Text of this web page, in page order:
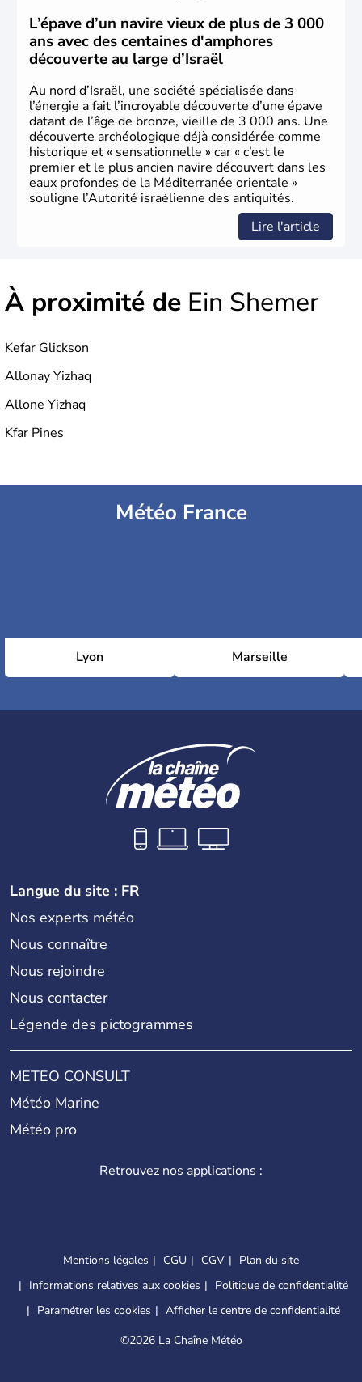
L’épave d’un navire vieux de plus de 3 000
ans avec des centaines d'amphores
découverte au large d’Israël
Au nord d’Israël, une société spécialisée dans
l’énergie a fait l’incroyable découverte d’une épave
datant de l’âge de bronze, vieille de 3 000 ans. Une
découverte archéologique déjà considérée comme
historique et « sensationnelle » car « c’est le
premier et le plus ancien navire découvert dans les
eaux profondes de la Méditerranée orientale »
souligne l’Autorité israélienne des antiquités.
Lire l'article
À proximité de Ein Shemer
Kefar Glickson
Allonay Yizhaq
Allone Yizhaq
Kfar Pines
Météo France
Lyon Marseille
Langue du site : FR
Nos experts météo
Nous connaître
Nous rejoindre
Nous contacter
Légende des pictogrammes
METEO CONSULT
Météo Marine
Météo pro
Retrouvez nos applications :
Mentions légales CGU CGV
Plan du site
Informations relatives aux cookies
Politique de confidentialité
Paramétrer les cookies
Afficher le centre de confidentialité
©2026 La Chaîne Météo